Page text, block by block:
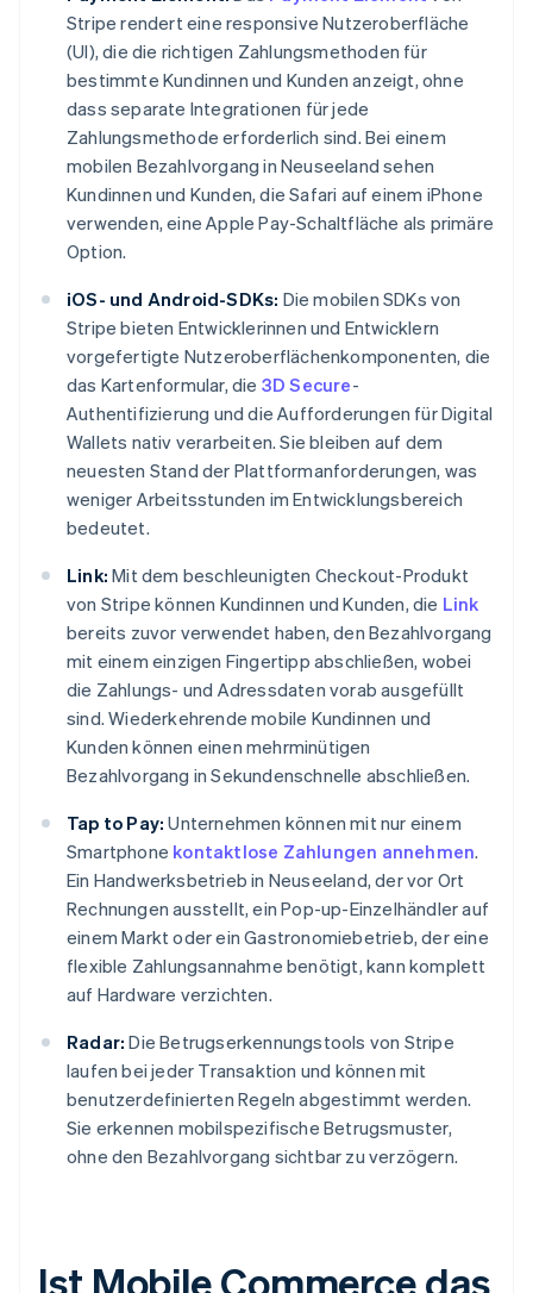
Stripe rendert eine responsive Nutzeroberfläche
(UI), die die richtigen Zahlungsmethoden für
bestimmte Kundinnen und Kunden anzeigt, ohne
dass separate Integrationen für jede
Zahlungsmethode erforderlich sind. Bei einem
mobilen Bezahlvorgang in Neuseeland sehen
Kundinnen und Kunden, die Safari auf einem iPhone
verwenden, eine Apple Pay-Schaltfläche als primäre
Option.
iOS- und Android-SDKs: Die mobilen SDKs von
Stripe bieten Entwicklerinnen und Entwicklern
vorgefertigte Nutzeroberflächenkomponenten, die
das Kartenformular, die 3D Secure-
Authentifizierung und die Aufforderungen für Digital
Wallets nativ verarbeiten. Sie bleiben auf dem
neuesten Stand der Plattformanforderungen, was
weniger Arbeitsstunden im Entwicklungsbereich
bedeutet.
Link: Mit dem beschleunigten Checkout-Produkt
von Stripe können Kundinnen und Kunden, die Link
bereits zuvor verwendet haben, den Bezahlvorgang
mit einem einzigen Fingertipp abschließen, wobei
die Zahlungs- und Adressdaten vorab ausgefüllt
sind. Wiederkehrende mobile Kundinnen und
Kunden können einen mehrminütigen
Bezahlvorgang in Sekundenschnelle abschließen.
Tap to Pay: Unternehmen können mit nur einem
Smartphone kontaktlose Zahlungen annehmen.
Ein Handwerksbetrieb in Neuseeland, der vor Ort
Rechnungen ausstellt, ein Pop-up-Einzelhändler auf
einem Markt oder ein Gastronomiebetrieb, der eine
flexible Zahlungsannahme benötigt, kann komplett
auf Hardware verzichten.
Radar: Die Betrugserkennungstools von Stripe
laufen bei jeder Transaktion und können mit
benutzerdefinierten Regeln abgestimmt werden.
Sie erkennen mobilspezifische Betrugsmuster,
ohne den Bezahlvorgang sichtbar zu verzögern.
Ist Mobile Commerce das